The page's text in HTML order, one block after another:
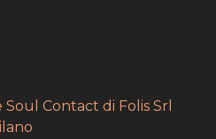
Contact di Folis Srl